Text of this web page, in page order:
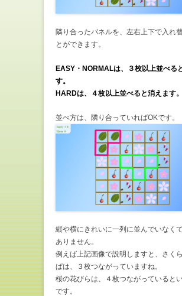
隣り合ったパネルを、左右上下で入れ
とができます。
EASY・ NORMALは、３枚以上並べる
す。
HARDは、４枚以上並べると消えます。
並べ方は、隣り合っていればOKです。
縦や横にきれいに一列に並んでいなく
ありません。
例えば上記画像で説明しますと、さく
ぱは、３枚つながっていますね。
桜の花びらは、４枚つながっていると
です。